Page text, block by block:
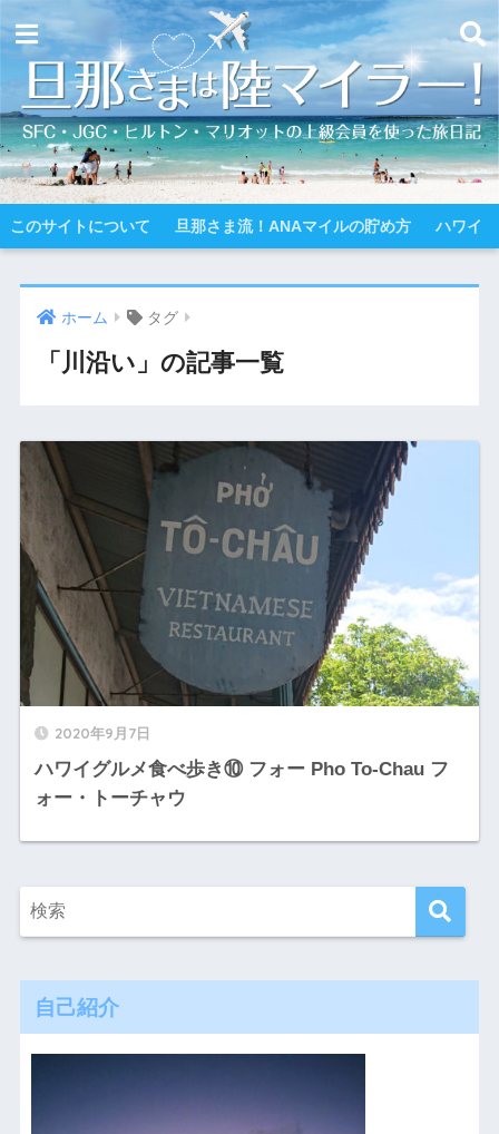
このサイトについて 旦那さま流！ANAマイルの貯め方 ハワイ
ホーム タグ
「川沿い」の記事一覧
2020年9月7日
ハワイグルメ食べ歩き⑩ フォー Pho To-Chau フ
ォー・トーチャウ
自己紹介